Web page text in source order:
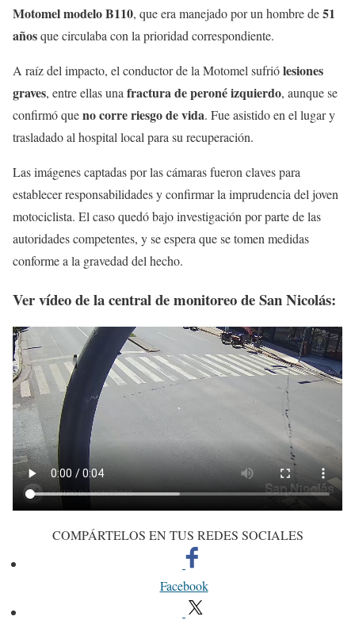
Motomel modelo B110, que era manejado por un hombre de51
añosque circulaba con la prioridad correspondiente.
A raíz del impacto, el conductor de la Motomel sufriólesiones
graves, entre ellas una fractura de peroné izquierdo, aunque se
confirmó queno corre riesgo de vida. Fue asistido en el lugar y
trasladado al hospital local para su recuperación.
Las imágenes captadas por las cámaras fueron claves para
establecer responsabilidades y confirmar la imprudencia del joven
motociclista. El caso quedó bajo investigación por parte de las
autoridades competentes, y se espera que se tomen medidas
conforme a la gravedad del hecho.
Ver vídeo de la central de monitoreo de San Nicolás:
COMPÁRTELOS EN TUS REDES SOCIALES
Facebook